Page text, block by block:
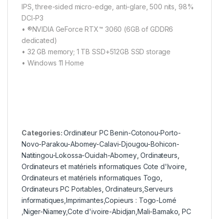
IPS, three-sided micro-edge, anti-glare, 500 nits, 98%
DCI-P3
• ®NVIDIA GeForce RTX™ 3060 (6GB of GDDR6
dedicated)
• 32 GB memory; 1 TB SSD+512GB SSD storage
• Windows 11 Home
Categories:Ordinateur PC Benin-Cotonou-Porto-
Novo-Parakou-Abomey-Calavi-Djougou-Bohicon-
Natitingou-Lokossa-Ouidah-Abomey,Ordinateurs
Ordinateurs et matériels informatiques Cote d'Ivoire
Ordinateurs et matériels informatiques Togo
Ordinateurs PC Portables ,Ordinateurs,Serveurs
informatiques,Imprimantes,Copieurs : Togo-Lomé
,Niger-Niamey,Cote d'ivoire-Abidjan,Mali-Bamako ,PC